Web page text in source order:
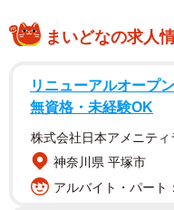
まいどなの求人
リニューアルオープ
無資格・未経験OK
株式会社日本アメニティ
神奈川県 平塚市
アルバイト・パート